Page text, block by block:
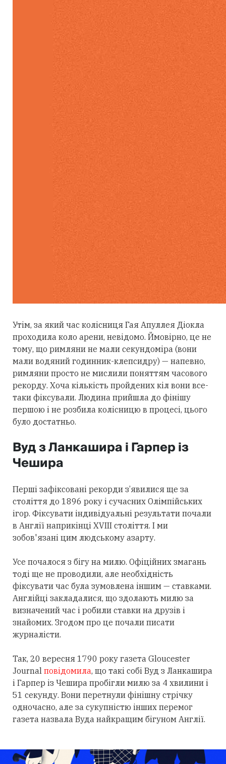
Утім, за який час колісниця Гая Апуллея Діокла
проходила коло арени, невідомо. Ймовірно, це не
тому, що римляни не мали секундоміра (вони
мали водяний годинник-клепсидру) — напевно,
римляни просто не мислили поняттям часового
рекорду. Хоча кількість пройдених кіл вони все-
таки фіксували. Людина прийшла до фінішу
першою і не розбила колісницю в процесі, цього
було достатньо.
Вуд з Ланкашира і Гарпер із
Чешира
Перші зафіксовані рекорди з’явилися ще за
століття до 1896 року і сучасних Олімпійських
ігор. Фіксувати індивідуальні результати почали
в Англії наприкінці XVIII століття. І ми
зобов'язані цим людському азарту.
Усе почалося з бігу на милю. Офіційних змагань
тоді ще не проводили, але необхідність
фіксувати час була зумовлена іншим — ставками.
Англійці закладалися, що здолають милю за
визначений час і робили ставки на друзів і
знайомих. Згодом про це почали писати
журналісти.
Так, 20 вересня 1790 року газета Gloucester
Journal повідомила, що такі собі Вуд з Ланкашира
і Гарпер із Чешира пробігли милю за 4 хвилини і
51 секунду. Вони перетнули фінішну стрічку
одночасно, але за сукупністю інших перемог
газета назвала Вуда найкращим бігуном Англії.